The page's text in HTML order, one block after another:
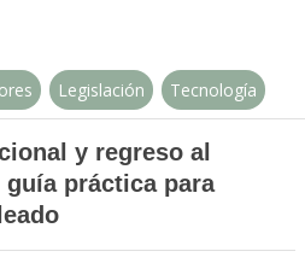
Legislación Tecnología
y regreso al
práctica para